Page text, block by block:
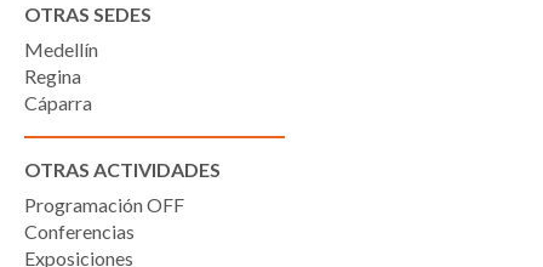
OTRAS SEDES
Medellín
Regina
Cáparra
OTRAS ACTIVIDADES
Programación OFF
Conferencias
Exposiciones